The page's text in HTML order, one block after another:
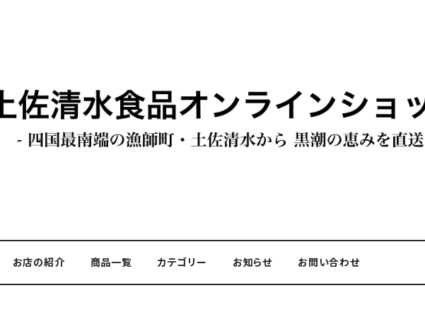
お店の紹介 商品一覧 カテゴリー お知らせ お問い合わせ